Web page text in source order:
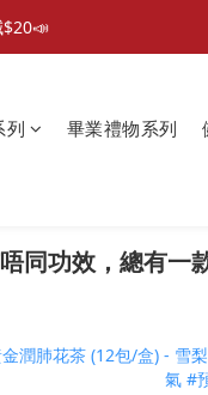
港、澳門）
列 畢業禮物系列
同功效，總有一